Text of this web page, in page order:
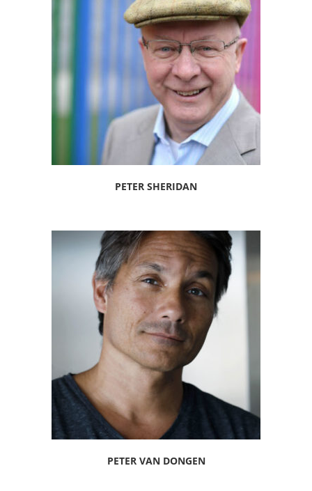
PETER SHERIDAN
PETER VAN DONGEN